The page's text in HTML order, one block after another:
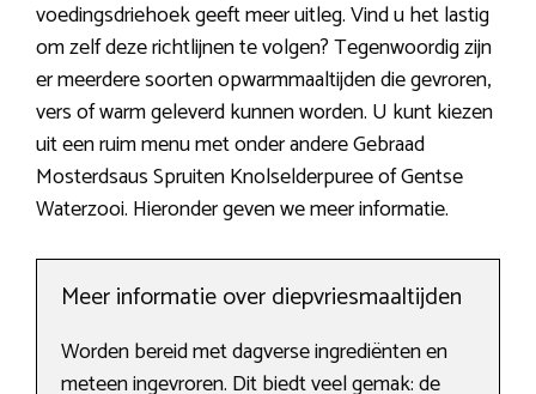
voedingsdriehoek geeft meer uitleg. Vind u het lastig
om zelf deze richtlijnen te volgen? Tegenwoordig zijn
er meerdere soorten opwarmmaaltijden die gevroren,
vers of warm geleverd kunnen worden. U kunt kiezen
uit een ruim menu met onder andere Gebraad
Mosterdsaus Spruiten Knolselderpuree of Gentse
Waterzooi. Hieronder geven we meer informatie.
Meer informatie over diepvriesmaaltijden
Worden bereid met dagverse ingrediënten en
meteen ingevroren. Dit biedt veel gemak: de